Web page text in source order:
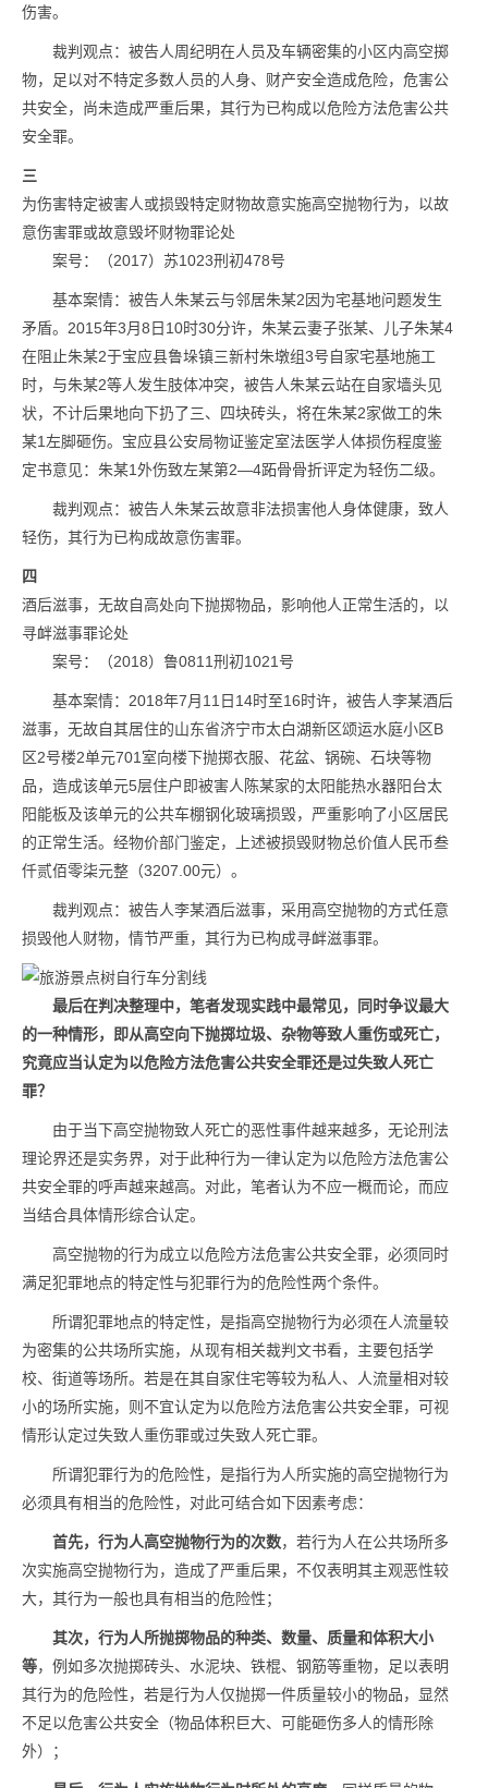
伤害。
裁判观点：被告人周纪明在人员及车辆密集的小区内高空掷
物，足以对不特定多数人员的人身、财产安全造成危险，危害公
共安全，尚未造成严重后果，其行为已构成以危险方法危害公共
安全罪。
三
为伤害特定被害人或损毁特定财物故意实施高空抛物行为，以故
意伤害罪或故意毁坏财物罪论处
案号：（2017）苏1023刑初478号
基本案情：被告人朱某云与邻居朱某2因为宅基地问题发生
矛盾。2015年3月8日10时30分许，朱某云妻子张某、儿子朱某4
在阻止朱某2于宝应县鲁垛镇三新村朱墩组3号自家宅基地施工
时，与朱某2等人发生肢体冲突，被告人朱某云站在自家墙头见
状，不计后果地向下扔了三、四块砖头，将在朱某2家做工的朱
某1左脚砸伤。宝应县公安局物证鉴定室法医学人体损伤程度鉴
定书意见：朱某1外伤致左某第2—4跖骨骨折评定为轻伤二级。
裁判观点：被告人朱某云故意非法损害他人身体健康，致人
轻伤，其行为已构成故意伤害罪。
四
酒后滋事，无故自高处向下抛掷物品，影响他人正常生活的，以
寻衅滋事罪论处
案号：（2018）鲁0811刑初1021号
基本案情：2018年7月11日14时至16时许，被告人李某酒后
滋事，无故自其居住的山东省济宁市太白湖新区颂运水庭小区B
区2号楼2单元701室向楼下抛掷衣服、花盆、锅碗、石块等物
品，造成该单元5层住户即被害人陈某家的太阳能热水器阳台太
阳能板及该单元的公共车棚钢化玻璃损毁，严重影响了小区居民
的正常生活。经物价部门鉴定，上述被损毁财物总价值人民币叁
仟贰佰零柒元整（3207.00元）。
裁判观点：被告人李某酒后滋事，采用高空抛物的方式任意
损毁他人财物，情节严重，其行为已构成寻衅滋事罪。
最后在判决整理中，笔者发现实践中最常见，同时争议最大
的一种情形，即从高空向下抛掷垃圾、杂物等致人重伤或死亡，
究竟应当认定为以危险方法危害公共安全罪还是过失致人死亡
罪？
由于当下高空抛物致人死亡的恶性事件越来越多，无论刑法
理论界还是实务界，对于此种行为一律认定为以危险方法危害公
共安全罪的呼声越来越高。对此，笔者认为不应一概而论，而应
当结合具体情形综合认定。
高空抛物的行为成立以危险方法危害公共安全罪，必须同时
满足犯罪地点的特定性与犯罪行为的危险性两个条件。
所谓犯罪地点的特定性，是指高空抛物行为必须在人流量较
为密集的公共场所实施，从现有相关裁判文书看，主要包括学
校、街道等场所。若是在其自家住宅等较为私人、人流量相对较
小的场所实施，则不宜认定为以危险方法危害公共安全罪，可视
情形认定过失致人重伤罪或过失致人死亡罪。
所谓犯罪行为的危险性，是指行为人所实施的高空抛物行为
必须具有相当的危险性，对此可结合如下因素考虑：
首先，行为人高空抛物行为的次数，若行为人在公共场所多
次实施高空抛物行为，造成了严重后果，不仅表明其主观恶性较
大，其行为一般也具有相当的危险性；
其次，行为人所抛掷物品的种类、数量、质量和体积大小
等，例如多次抛掷砖头、水泥块、铁棍、钢筋等重物，足以表明
其行为的危险性，若是行为人仅抛掷一件质量较小的物品，显然
不足以危害公共安全（物品体积巨大、可能砸伤多人的情形除
外）；